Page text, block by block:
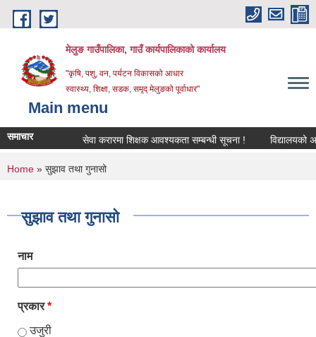
Skip to main content
मेलुङ गाउँपालिका, गाउँ कार्यपालिकाको कार्यालय
"कृषि, पशु, वन, पर्यटन विकासको आधार
स्वास्थ्य, शिक्षा, सडक, समृद् मेलुङको पूर्वाधार"
Main menu
समाचार सेवा करारमा शिक्षक आवश्‍यकता सम्बन्धी सूचना ! विद्यालयको
You are here
Home » सुझाव तथा गुनासो
सुझाव तथा गुनासो
नाम
प्रकार*
उजुरी